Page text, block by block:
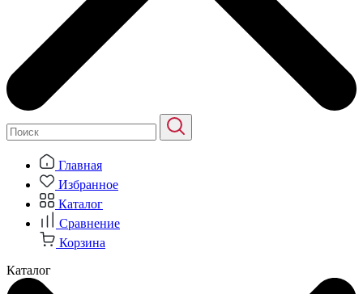
Главная
Избранное
Каталог
Сравнение
Корзина
Каталог